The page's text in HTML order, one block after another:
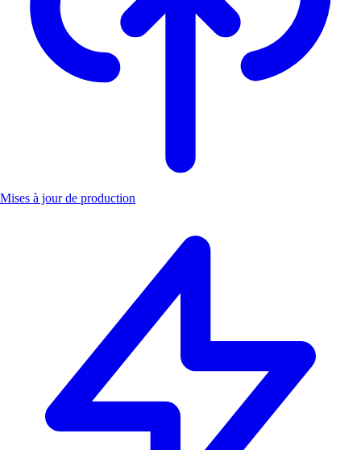
Mises à jour de production